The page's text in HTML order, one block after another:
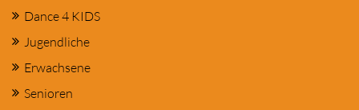
Dance 4 KIDS
Jugendliche
Erwachsene
Senioren